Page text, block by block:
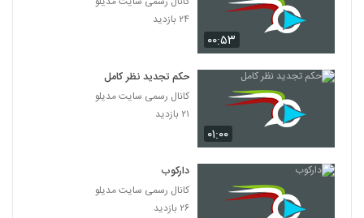
13
دانلود فیلم پله آخر
۱,۸۲۲ بازدید
دانلود فیلم امروز با کیفیت عالی
۱,۳۲۴ بازدید
دانلود فیلم سینمایی مجردها
۰۰:۵۳
۲۴ بازدید
۰۱:۰۰
حکم تجدید نظر کامل
کانال رسمی سایت مدیلو
۲۱ بازدید
دارکوب
کانال رسمی سایت مدیلو
۲۶ بازدید